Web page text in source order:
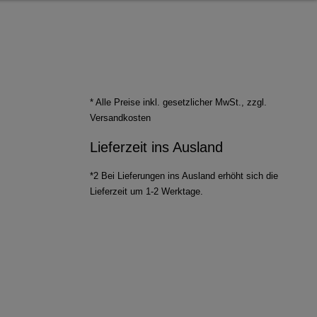
* Alle Preise inkl. gesetzlicher MwSt., zzgl.
Versandkosten
Lieferzeit ins Ausland
*2 Bei Lieferungen ins Ausland erhöht sich die
Lieferzeit um 1-2 Werktage.